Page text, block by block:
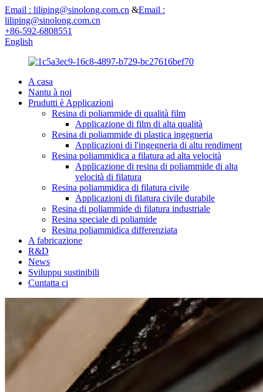
Email : liliping@sinolong.com.cn &Email :
liliping@sinolong.com.cn
+86-592-6808551
English
A casa
Nantu à noi
Prudutti è Applicazioni
Resina di poliammide di qualità film
Applicazione di film di alta qualità
Resina di poliammide di plastica ingegneria
Applicazioni di l'ingegneria di altu rendiment
Resina poliammidica a filatura ad alta velocità
Applicazione di resina di poliammide di alta
velocità di filatura
Resina poliammidica di filatura civile
Applicazioni di filatura civile durabile
Resina di poliammide di filatura industriale
Resina speciale di poliamide
Resina poliammidica differenziata
A fabricazione
R&D
News
Sviluppu sustinibili
Cuntatta ci